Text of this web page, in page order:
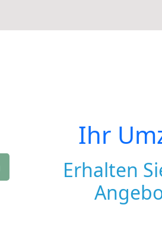
Ihr
Erhalten